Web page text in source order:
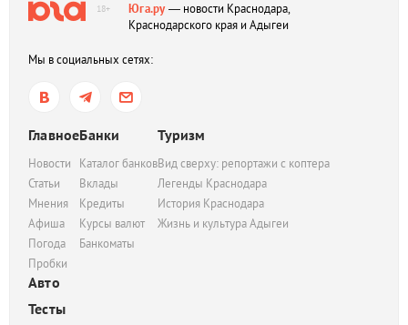
18+ Юга.ру— новости Краснодара,
Краснодарского края и Адыгеи
Мы в социальных сетях:
Главное
Новости
Статьи
Мнения
Афиша
Погода
Пробки
Банки
Каталог банков
Вклады
Кредиты
Курсы валют
Банкоматы
Туризм
Вид сверху: репортажи с коптера
Легенды Краснодара
История Краснодара
Жизнь и культура Адыгеи
Авто
Тесты